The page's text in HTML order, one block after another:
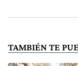
TAMBIÉN TE